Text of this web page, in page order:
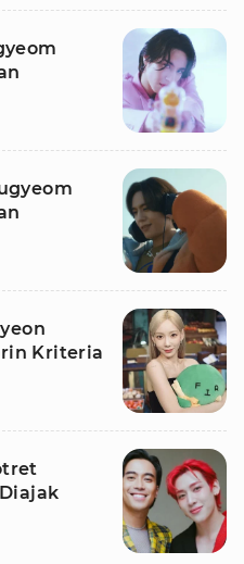
Kriteria